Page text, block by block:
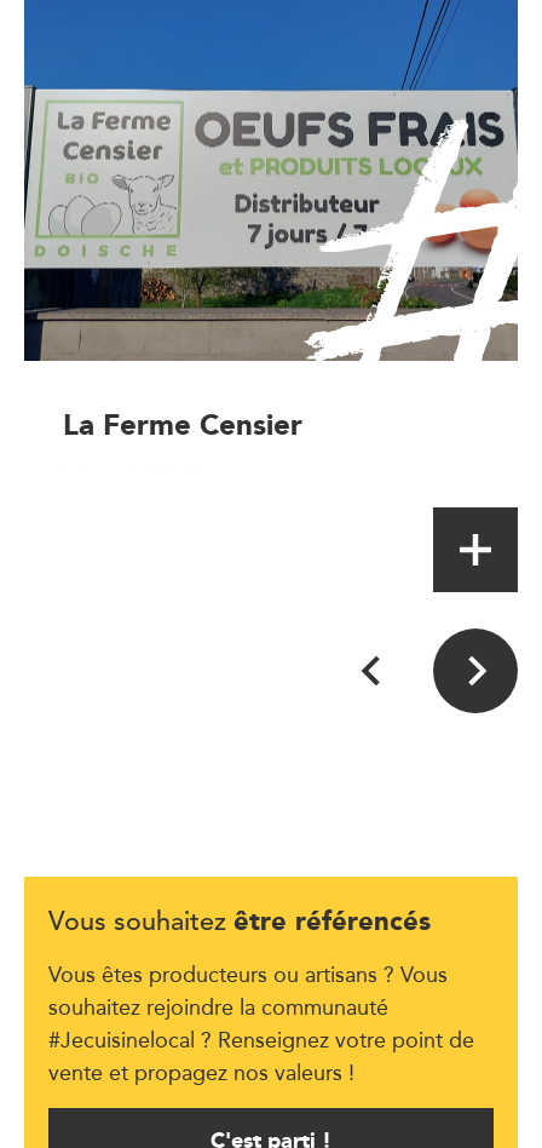
La Ferme Censier
Vous souhaitez être référencés
Vous êtes producteurs ou artisans ? Vous
souhaitez rejoindre la communauté
#Jecuisinelocal ? Renseignez votre point de
vente et propagez nos valeurs !
C'est parti !